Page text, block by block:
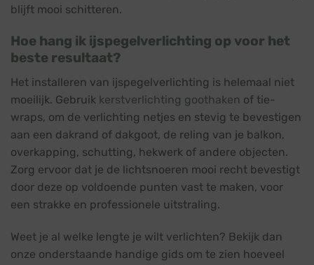
blijft mooi schitteren.
Hoe hang ik ijspegelverlichting op voor het
beste resultaat?
Het installeren van ijspegelverlichting is helemaal niet
moeilijk. Gebruik kerstverlichting goothaken of tie-
wraps, om de verlichting netjes en stevig te bevestigen
aan een dakrand of dakgoot, de reling van je balkon,
overkapping, schutting, hekwerk of andere objecten.
Zorg ervoor dat je de lichtsnoeren mooi recht bevestigt
door deze op voldoende punten vast te maken, voor
een strakke en professionele uitstraling.
Weet je al welke lengte je wilt verlichten? Bekijk dan
onze onderstaande handige gids om te zien hoeveel